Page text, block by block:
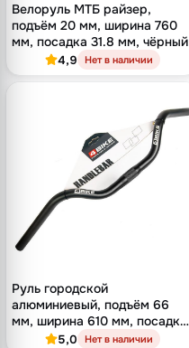
Велоруль МТБ райзер,
подъём 20 мм, ширина 760
мм, посадка 31.8 мм, чёрный
4,9 Нет в наличии
Руль городской
алюминиевый, подъём 66
мм, ширина 610 мм, посадка
25.4 мм, чёрный
5,0 Нет в наличии